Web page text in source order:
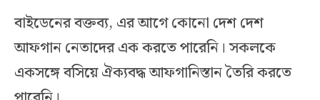
বাইডেনের বক্তব্য, এর আগে কোনো দেশ দেশ
আফগান নেতাদের এক করতে পারেনি। সকলকে
একসঙ্গে বসিয়ে ঐক্যবদ্ধ আফগানিস্তান তৈরি করতে